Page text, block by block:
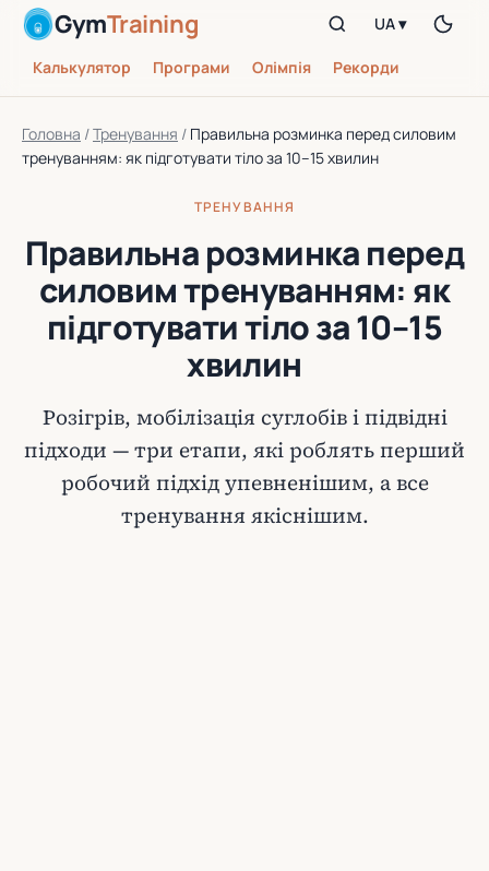
GymTraining
Калькулятор Програми Олімпія Рекорди
UA ▾
Головна /Тренування / Правильна розминка перед силовим
тренуванням: як підготувати тіло за 10–15 хвилин
ТРЕНУВАННЯ
Правильна розминка перед
силовим тренуванням: як
підготувати тіло за 10–15
хвилин
Розігрів, мобілізація суглобів і підвідні
підходи — три етапи, які роблять перший
робочий підхід упевненішим, а все
тренування якіснішим.